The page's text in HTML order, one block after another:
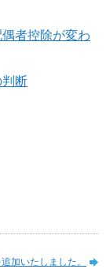
者控除が変わ
断
加いたしました。